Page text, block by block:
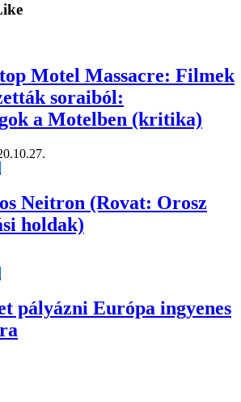
Motel Massacre: Filmek
soraiból:
a Motelben (kritika)
Neitron (Rovat: Orosz
holdak)
pályázni Európa ingyenes